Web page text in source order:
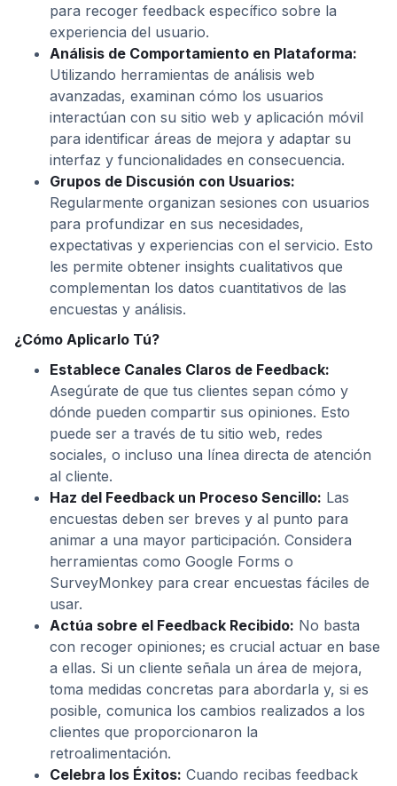
para recoger feedback específico sobre la
experiencia del usuario.
Análisis de Comportamiento en Plataforma:
Utilizando herramientas de análisis web
avanzadas, examinan cómo los usuarios
interactúan con su sitio web y aplicación móvil
para identificar áreas de mejora y adaptar su
interfaz y funcionalidades en consecuencia.
Grupos de Discusión con Usuarios:
Regularmente organizan sesiones con usuarios
para profundizar en sus necesidades,
expectativas y experiencias con el servicio. Esto
les permite obtener insights cualitativos que
complementan los datos cuantitativos de las
encuestas y análisis.
¿Cómo Aplicarlo Tú?
Establece Canales Claros de Feedback:
Asegúrate de que tus clientes sepan cómo y
dónde pueden compartir sus opiniones. Esto
puede ser a través de tu sitio web, redes
sociales, o incluso una línea directa de atención
al cliente.
Haz del Feedback un Proceso Sencillo: Las
encuestas deben ser breves y al punto para
animar a una mayor participación. Considera
herramientas como Google Forms o
SurveyMonkey para crear encuestas fáciles de
usar.
Actúa sobre el Feedback Recibido: No basta
con recoger opiniones; es crucial actuar en base
a ellas. Si un cliente señala un área de mejora,
toma medidas concretas para abordarla y, si es
posible, comunica los cambios realizados a los
clientes que proporcionaron la
retroalimentación.
Celebra los Éxitos: Cuando recibas feedback